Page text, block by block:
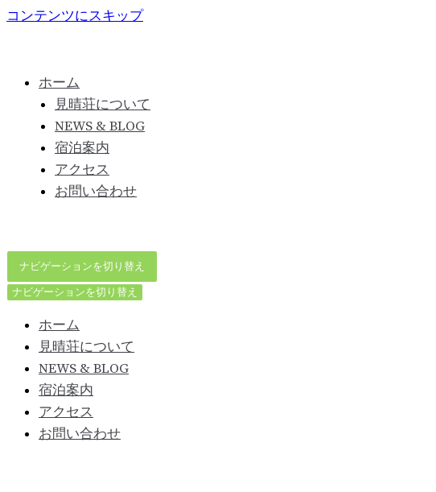
コンテンツにスキップ
ホーム
見晴荘について
NEWS & BLOG
宿泊案内
アクセス
お問い合わせ
ナビゲーションを切り替え
ナビゲーションを切り替え
ホーム
見晴荘について
NEWS & BLOG
宿泊案内
アクセス
お問い合わせ